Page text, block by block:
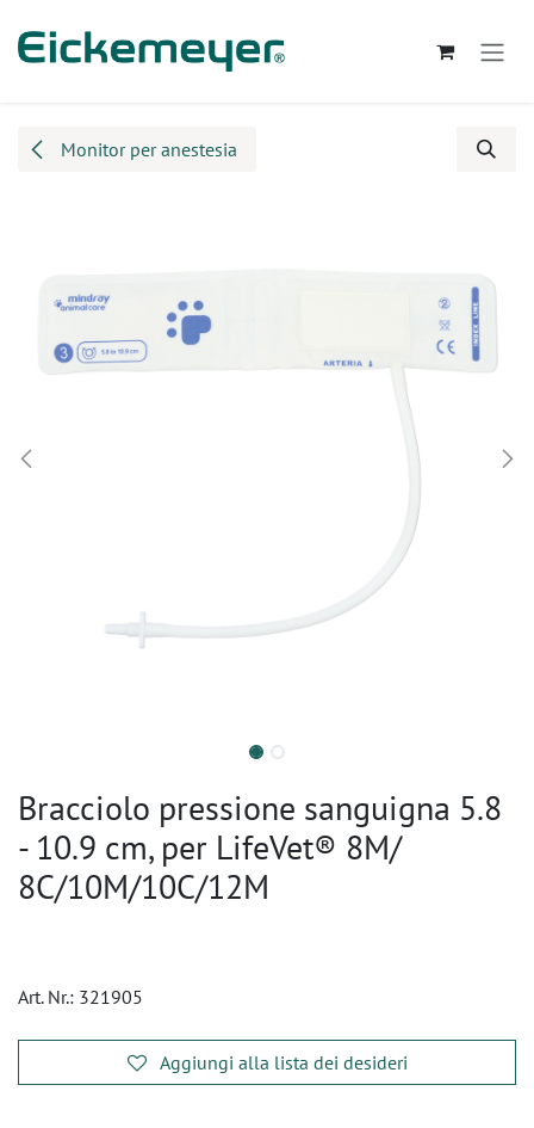
Monitor per anestesia
Bracciolo pressione sanguigna 5.8
- 10.9 cm, per LifeVet® 8M/
8C/10M/10C/12M
Art. Nr.: 321905
Aggiungi alla lista dei desideri